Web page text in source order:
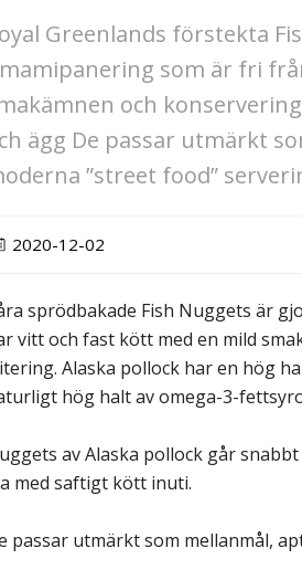
Greenlands förstekta
som är fri
och
ägg De passar utmärkt
”street food”
2020-12-02
sprödbakade Fish Nuggets är
vitt och fast kött med en mild
Alaska pollock har en hög
hög halt av omega-3-
av Alaska pollock går
med saftigt kött inuti.
passar utmärkt som mellanmål,